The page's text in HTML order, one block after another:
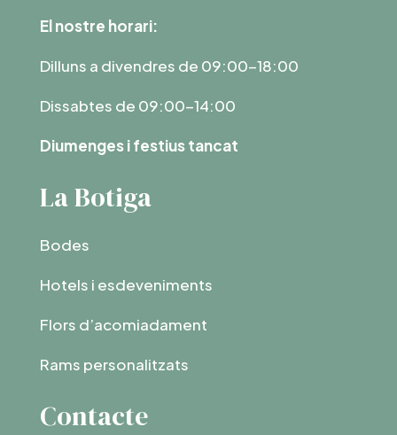
El nostre horari:
Dilluns a divendres de 09:00-18:00
Dissabtes de 09:00-14:00
Diumenges i festius tancat
La Botiga
Bodes
Hotels i esdeveniments
Flors d’acomiadament
Rams personalitzats
Contacte